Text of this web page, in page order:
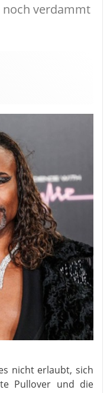
noch verdammt
nicht erlaubt, sich
Pullover und die